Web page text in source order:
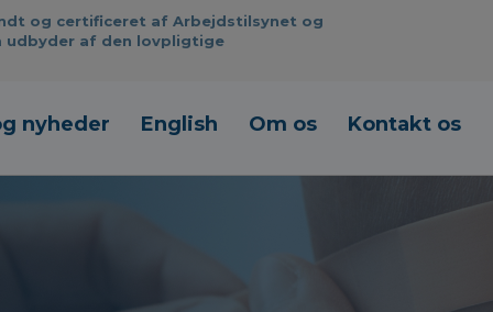
og certificeret af Arbejdstilsynet og
udbyder af den lovpligtige
nyheder English Om os Kontakt os